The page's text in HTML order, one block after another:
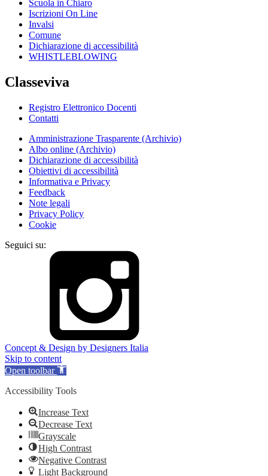
Scuola in Chiaro
Iscrizioni On Line
Invalsi
Comune
Dichiarazione di accessibilità
WHISTLEBLOWING
Classeviva
Registro Elettronico Docenti
Contatti
Amministrazione Trasparente (Archivio)
Albo online (Archivio)
Dichiarazione di accessibilità
Obiettivi di accessibilità
Informativa e Privacy
Feedback
Note legali
Privacy Policy
Cookie
Seguici su:
Concept & Design by Designers Italia
Skip to content
Open toolbar
Accessibility Tools
Increase Text
Decrease Text
Grayscale
High Contrast
Negative Contrast
Light Background